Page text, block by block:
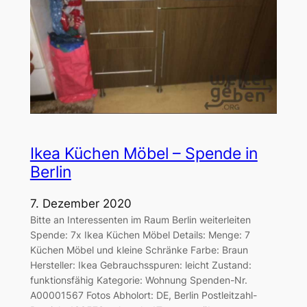
Ikea Küchen Möbel – Spende in
Berlin
7. Dezember 2020
Bitte an Interessenten im Raum Berlin weiterleiten
Spende: 7x Ikea Küchen Möbel Details: Menge: 7
Küchen Möbel und kleine Schränke Farbe: Braun
Hersteller: Ikea Gebrauchsspuren: leicht Zustand:
funktionsfähig Kategorie: Wohnung Spenden-Nr.
A00001567 Fotos Abholort: DE, Berlin Postleitzahl-